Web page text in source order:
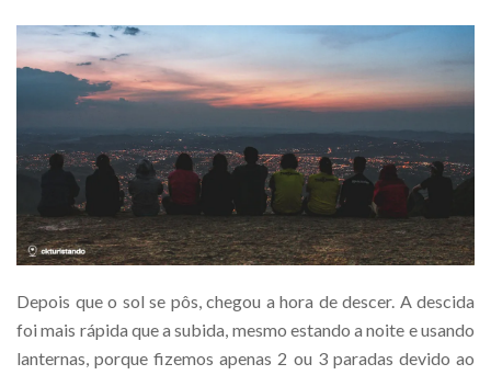
Depois que o sol se pôs, chegou a hora de descer. A descida
foi mais rápida que a subida, mesmo estando a noite e usando
lanternas, porque fizemos apenas 2 ou 3 paradas devido ao